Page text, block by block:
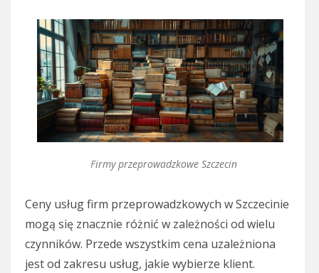
Firmy przeprowadzkowe Szczecin
Ceny usług firm przeprowadzkowych w Szczecinie
mogą się znacznie różnić w zależności od wielu
czynników. Przede wszystkim cena uzależniona
jest od zakresu usług, jakie wybierze klient.